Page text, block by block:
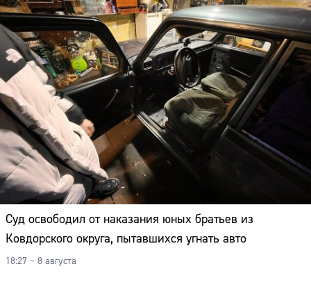
Суд освободил от наказания юных братьев из
Ковдорского округа, пытавшихся угнать авто
18:27 – 8 августа